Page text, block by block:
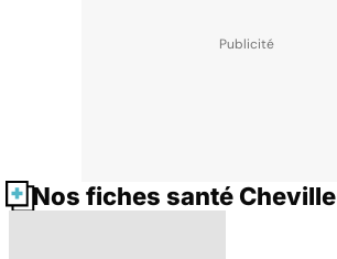
Nos fiches santé Cheville